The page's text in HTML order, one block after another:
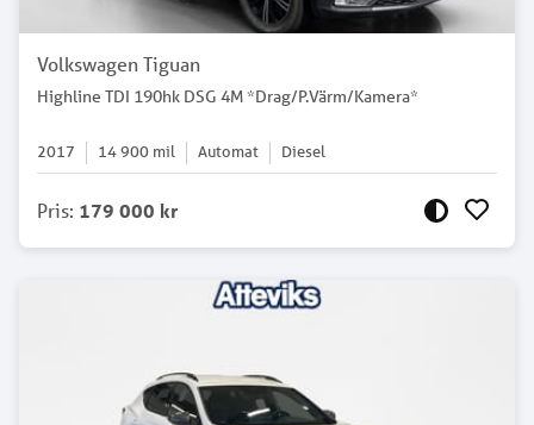
Volkswagen Tiguan
Highline TDI 190hk DSG 4M *Drag/P.Värm/Kamera*
2017 14 900 mil Automat Diesel
Pris: 179 000 kr